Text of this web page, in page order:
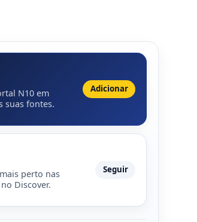
N10 em
suas fontes.
Adicionar
perto nas
Discover.
Seguir